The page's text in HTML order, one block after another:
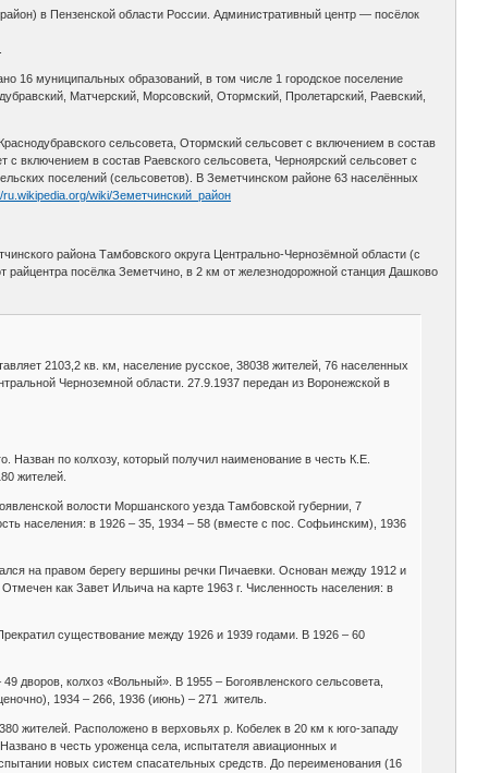
в Пензенской области России. Административный центр — посёлок
16 муниципальных образований, в том числе 1 городское поселение
Матчерский, Морсовский, Отормский, Пролетарский, Раевский,
сельсовета, Отормский сельсовет с включением в состав
включением в состав Раевского сельсовета, Черноярский сельсовет с
поселений (сельсоветов). В Земетчинском районе 63 населённых
ru.wikipedia.org/wiki/Земетчинский_район
района Тамбовского округа Центрально-Чернозёмной области (с
райцентра посёлка Земетчино, в 2 км от железнодорожной станция Дашково
2103,2 кв. км, население русское, 38038 жителей, 76 населенных
Черноземной области. 27.9.1937 передан из Воронежской в
по колхозу, который получил наименование в честь К.Е.
жителей.
волости Моршанского уезда Тамбовской губернии, 7
населения: в 1926 – 35, 1934 – 58 (вместе с пос. Софьинским), 1936
на правом берегу вершины речки Пичаевки. Основан между 1912 и
как Завет Ильича на карте 1963 г. Численность населения: в
существование между 1926 и 1939 годами. В 1926 – 60
дворов, колхоз «Вольный». В 1955 – Богоявленского сельсовета,
1934 – 266, 1936 (июнь) – 271 житель.
жителей. Расположено в верховьях р. Кобелек в 20 км к юго-западу
в честь уроженца села, испытателя авиационных и
новых систем спасательных средств. До переименования (16